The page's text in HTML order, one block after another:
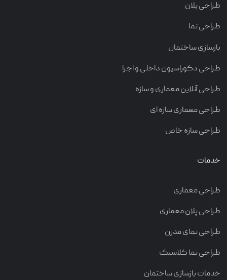
طراحی پلان
طراحی نما
بازسازی ساختمان
طراحی دکوراسیون داخلی و اجرا
طراحی آنلاین معماری و سازه
طراحی معماری سازه ای
طراحی سازه خاص
خدمات
طراحی معماری
طراحی پلان معماری
طراحی نمای مدرن
طراحی نما کلاسیک
خدمات بازسازی ساختمان